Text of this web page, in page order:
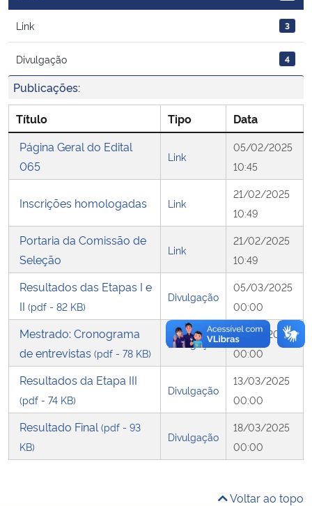
Ministério da Ciência, Tecnologia, Inovações e Comunicações
Ministério do Meio Ambiente
Ministério do Turismo
Ministério do Desenvolvimento Regional
Controladoria-Geral da União
Ministério da Mulher, da Família e dos Direitos Humanos
Secretaria-Geral
Secretaria de Governo
Gabinete de Segurança Institucional
Advocacia-Geral da União
Planalto
Link 3
Divulgação 4
Publicações:
Título Tipo
Data
Página Geral do Edital
065
Link
05/02/2025
10:45
Inscrições homologadas Link
21/02/2025
10:49
Portaria da Comissão de
Seleção
Link
21/02/2025
10:49
Resultados das Etapas I e
II (pdf - 82 KB)
Divulgação
05/03/2025
00:00
Mestrado: Cronograma
de entrevistas (pdf - 78 KB)
Divulgação
07/03/2025
00:00
Resultados da Etapa III
(pdf - 74 KB)
Divulgação
13/03/2025
00:00
Resultado Final (pdf - 93
KB)
Divulgação
18/03/2025
00:00
Voltar ao topo